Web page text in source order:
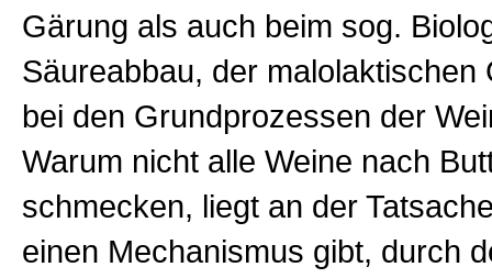
Gärung als auch beim sog.
Säureabbau, der
bei den Grundprozessen der
Warum nicht alle Weine nach
schmecken, liegt an der
einen Mechanismus gibt, durch